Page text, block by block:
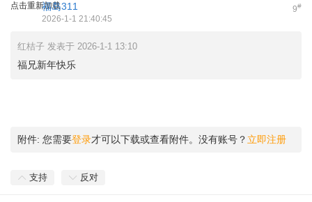
点击重新加载 9#
福岛311
2026-1-1 21:40:45
红桔子 发表于 2026-1-1 13:10
福兄新年快乐
附件: 您需要登录才可以下载或查看附件。没有账号？ 立即注册
支持 反对